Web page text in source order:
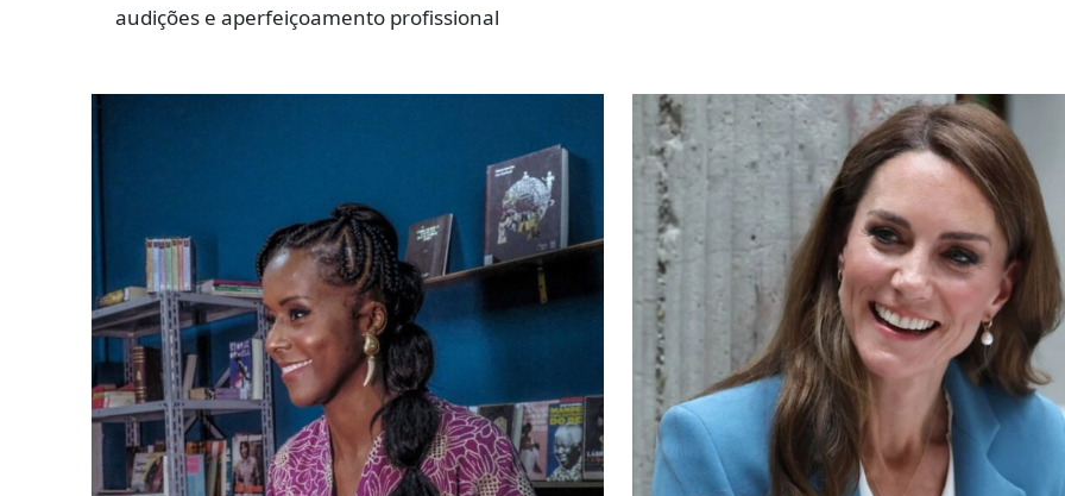
audições e aperfeiçoamento profissional